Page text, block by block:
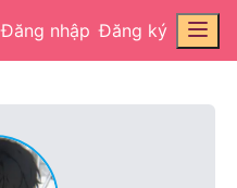
Đăng nhập Đăng ký